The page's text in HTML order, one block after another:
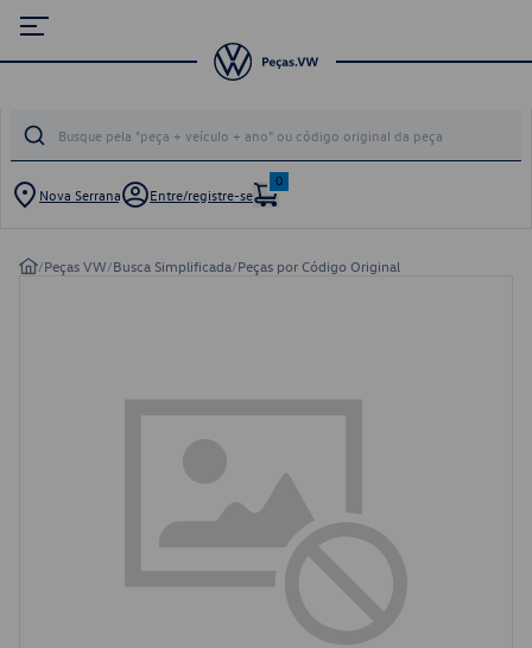
Nova Serrana Entre/registre-se
0
/Peças VW/Busca Simplificada/Peças por Código Original